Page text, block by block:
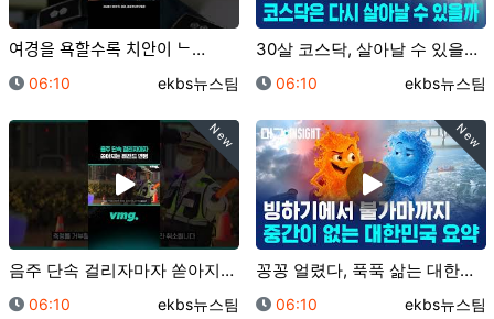
여경을 욕할수록 치안이 ᄂ…
등록일
06:10 등록자
ekbs뉴스팀
30살 코스닥, 살아날 수 있을까?/ 머그 딥 인사이트…
등록일
06:10 등록자
ekbs뉴스팀
New
음주 단속 걸리자마자 쏟아지는 레전드 변명 / 비디오머…
등록일
06:10 등록자
ekbs뉴스팀
New
꽁꽁 얼렸다, 푹푹 삶는 대한민국 2계절 근황 / 머그…
등록일
06:10 등록자
ekbs뉴스팀